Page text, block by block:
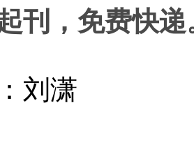
刊，免费快
刘潇